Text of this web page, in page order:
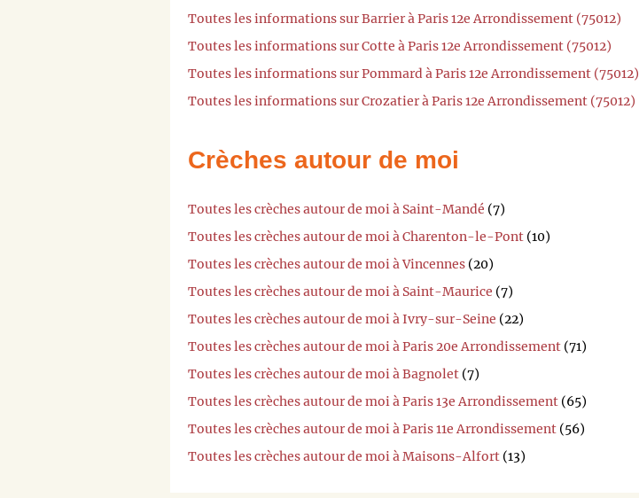
Toutes les informations sur Barrier à Paris 12e Arrondissement (75012)
Toutes les informations sur Cotte à Paris 12e Arrondissement (75012)
Toutes les informations sur Pommard à Paris 12e Arrondissement (75012)
Toutes les informations sur Crozatier à Paris 12e Arrondissement (75012)
Crèches autour de moi
Toutes les crèches autour de moi à Saint-Mandé (7)
Toutes les crèches autour de moi à Charenton-le-Pont (10)
Toutes les crèches autour de moi à Vincennes (20)
Toutes les crèches autour de moi à Saint-Maurice (7)
Toutes les crèches autour de moi à Ivry-sur-Seine (22)
Toutes les crèches autour de moi à Paris 20e Arrondissement (71)
Toutes les crèches autour de moi à Bagnolet (7)
Toutes les crèches autour de moi à Paris 13e Arrondissement (65)
Toutes les crèches autour de moi à Paris 11e Arrondissement (56)
Toutes les crèches autour de moi à Maisons-Alfort (13)